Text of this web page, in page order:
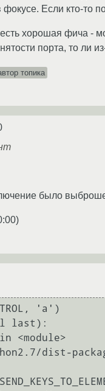
фокусе. Если кто-
хорошая фича -
порта, то ли
топика
было
)
'a')
last):